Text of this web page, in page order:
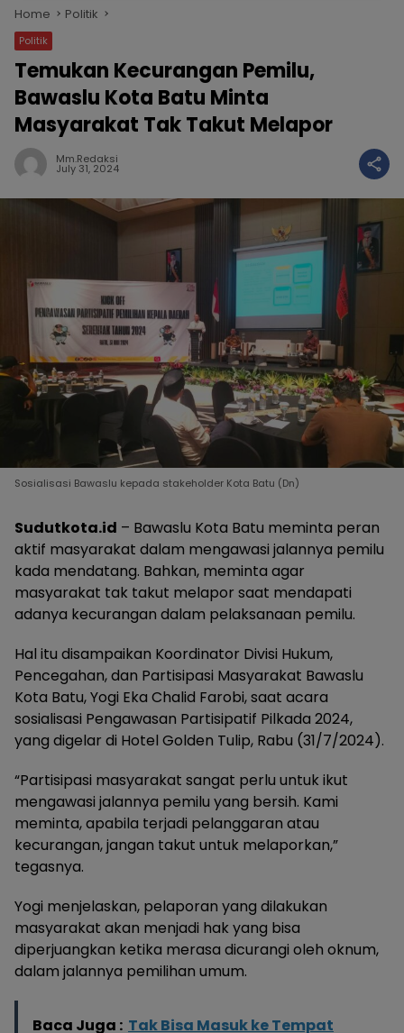
Home Politik
Politik
Temukan Kecurangan Pemilu,
Bawaslu Kota Batu Minta
Masyarakat Tak Takut Melapor
Mm.redaksi
July 31, 2024
Sosialisasi Bawaslu kepada stakeholder Kota Batu (Dn)
Sudutkota.id – Bawaslu Kota Batu meminta peran
aktif masyarakat dalam mengawasi jalannya pemilu
kada mendatang. Bahkan, meminta agar
masyarakat tak takut melapor saat mendapati
adanya kecurangan dalam pelaksanaan pemilu.
Hal itu disampaikan Koordinator Divisi Hukum,
Pencegahan, dan Partisipasi Masyarakat Bawaslu
Kota Batu, Yogi Eka Chalid Farobi, saat acara
sosialisasi Pengawasan Partisipatif Pilkada 2024,
yang digelar di Hotel Golden Tulip, Rabu (31/7/2024).
“Partisipasi masyarakat sangat perlu untuk ikut
mengawasi jalannya pemilu yang bersih. Kami
meminta, apabila terjadi pelanggaran atau
kecurangan, jangan takut untuk melaporkan,”
tegasnya.
Yogi menjelaskan, pelaporan yang dilakukan
masyarakat akan menjadi hak yang bisa
diperjuangkan ketika merasa dicurangi oleh oknum,
dalam jalannya pemilihan umum.
Baca Juga : Tak Bisa Masuk ke Tempat